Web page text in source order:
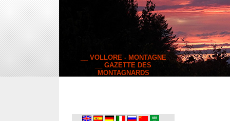
__ VOLLORE - MONTAGNE
__ GAZETTE DES
MONTAGNARDS